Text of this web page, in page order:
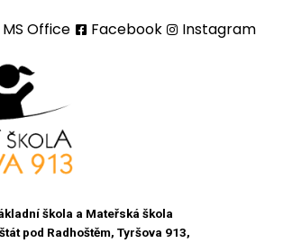
MS Office Facebook Instagram
škola a Mateřská škola
pod Radhoštěm, Tyršova 913,